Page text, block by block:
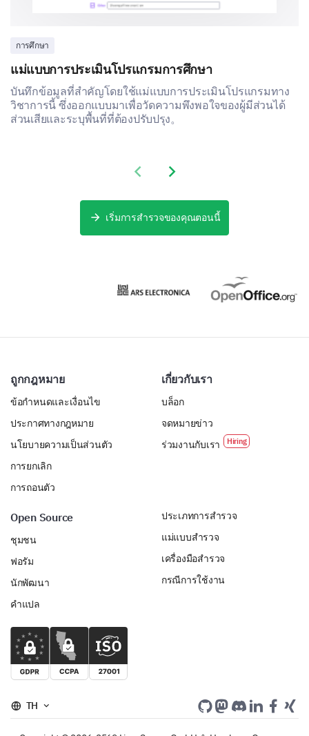
65 or more
Which gender do you identify with?
การศึกษา
แม่แบบการประเมินโปรแกรมการศึกษา
บันทึกข้อมูลที่สำคัญโดยใช้แม่แบบการประเมินโปรแกรมทาง
วิชาการนี้ ซึ่งออกแบบมาเพื่อวัดความพึงพอใจของผู้มีส่วนได้
ส่วนเสียและระบุพื้นที่ที่ต้องปรับปรุง。
Previous slide
Next slide
เริ่มการสำรวจของคุณตอนนี้
ถูกกฎหมาย
ข้อกำหนดและเงื่อนไข
ประกาศทางกฎหมาย
นโยบายความเป็นส่วนตัว
การยกเลิก
การถอนตัว
เกี่ยวกับเรา
บล็อก
จดหมายข่าว
ร่วมงานกับเรา
Open Source
ชุมชน
ฟอรัม
นักพัฒนา
คำแปล
ประเภทการสำรวจ
แม่แบบสำรวจ
เครื่องมือสำรวจ
กรณีการใช้งาน
TH